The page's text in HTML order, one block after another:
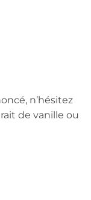
n’hésitez
de vanille ou